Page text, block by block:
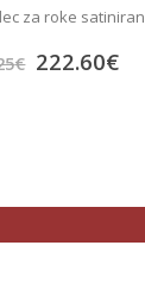
za roke satiniran
€ 222.60€